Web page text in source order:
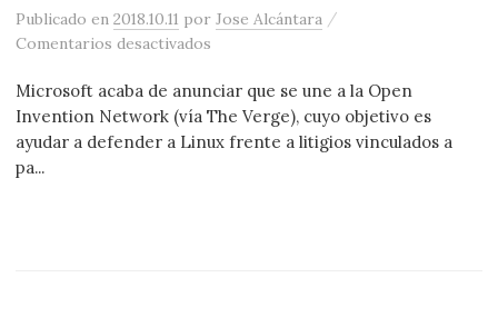
Publicadoen2018.10.11 porJose Alcántara /
Comentarios desactivados
Microsoft acaba de anunciar que se une a la Open
Invention Network (vía The Verge), cuyo objetivo es
ayudar a defender a Linux frente a litigios vinculados a
pa...